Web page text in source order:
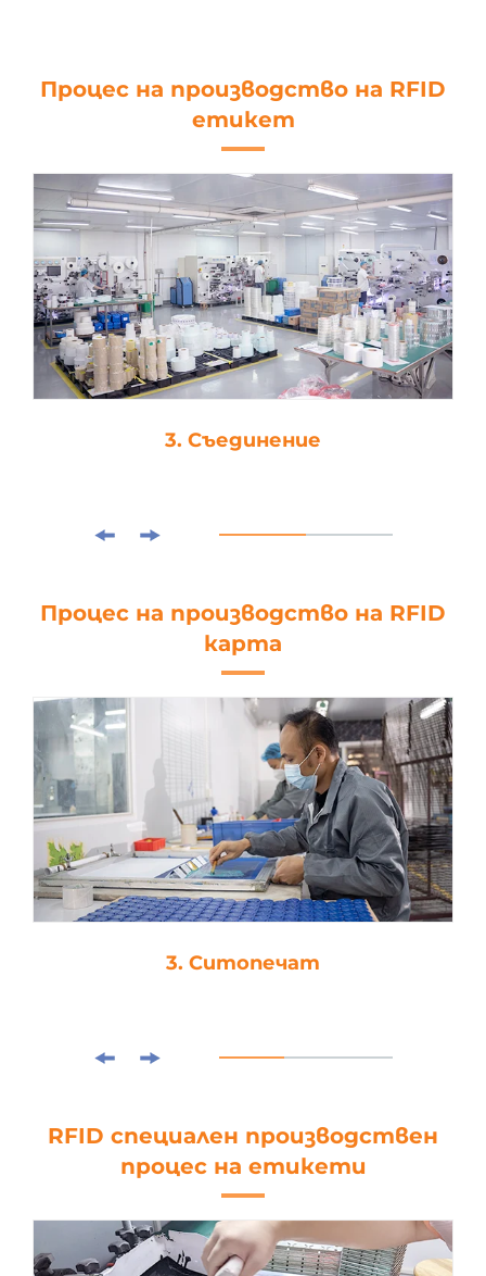
Процес на производство на RFID
етикет
3. Съединение
Процес на производство на RFID
карта
3. Ситопечат
RFID специален производствен
процес на етикети